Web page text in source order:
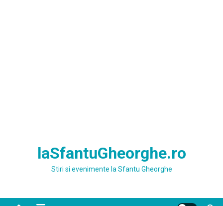
laSfantuGheorghe.ro
Stiri si evenimente la Sfantu Gheorghe